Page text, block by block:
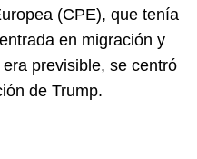
(CPE), que tenía
en migración y
previsible, se centró
de Trump.